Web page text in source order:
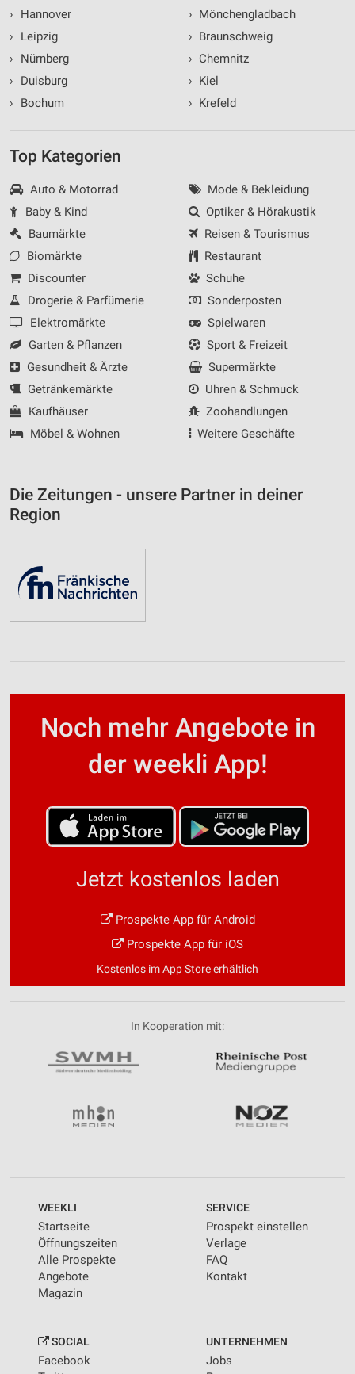
›
Hannover
›
Leipzig
›
Nürnberg
›
Duisburg
›
Bochum
› Mönchengladbach
› Braunschweig
› Chemnitz
› Kiel
› Krefeld
Top Kategorien
Auto & Motorrad
Baby & Kind
Baumärkte
Biomärkte
Discounter
Drogerie & Parfümerie
Elektromärkte
Garten & Pflanzen
Gesundheit & Ärzte
Getränkemärkte
Kaufhäuser
Möbel & Wohnen
Mode & Bekleidung
Optiker & Hörakustik
Reisen & Tourismus
Restaurant
Schuhe
Sonderposten
Spielwaren
Sport & Freizeit
Supermärkte
Uhren & Schmuck
Zoohandlungen
Weitere Geschäfte
Die Zeitungen - unsere Partner in deiner
Region
Noch mehr Angebote in
der weekli App!
Jetzt kostenlos laden
Prospekte App für Android
Prospekte App für iOS
Kostenlos im App Store erhältlich
In Kooperation mit:
WEEKLI
Startseite
Öffnungszeiten
Alle Prospekte
Angebote
Magazin
SERVICE
Prospekt einstellen
Verlage
FAQ
Kontakt
SOCIAL
Facebook
UNTERNEHMEN
Jobs